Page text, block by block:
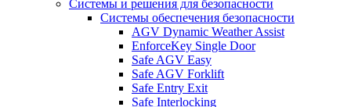
Системы и решения для безопасности
Системы обеспечения безопасности
AGV Dynamic Weather Assist
EnforceKey Single Door
Safe AGV Easy
Safe AGV Forklift
Safe Entry Exit
Safe Interlocking